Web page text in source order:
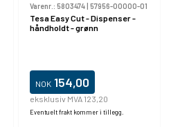
Varenr.: 5803474| 57956-00000-01
Tesa Easy Cut - Dispenser -
håndholdt - grønn
NOK 154,00
eksklusiv MVA 123,20
Eventuelt frakt kommer i tillegg.